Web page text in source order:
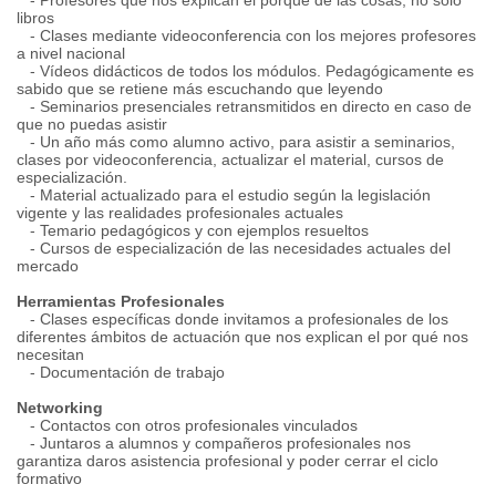
libros
- Clases mediante videoconferencia con los mejores profesores
a nivel nacional
- Vídeos didácticos de todos los módulos. Pedagógicamente es
sabido que se retiene más escuchando que leyendo
- Seminarios presenciales retransmitidos en directo en caso de
que no puedas asistir
- Un año más como alumno activo, para asistir a seminarios,
clases por videoconferencia, actualizar el material, cursos de
especialización.
- Material actualizado para el estudio según la legislación
vigente y las realidades profesionales actuales
- Temario pedagógicos y con ejemplos resueltos
- Cursos de especialización de las necesidades actuales del
mercado
Herramientas Profesionales
- Clases específicas donde invitamos a profesionales de los
diferentes ámbitos de actuación que nos explican el por qué nos
necesitan
- Documentación de trabajo
Networking
- Contactos con otros profesionales vinculados
- Juntaros a alumnos y compañeros profesionales nos
garantiza daros asistencia profesional y poder cerrar el ciclo
formativo